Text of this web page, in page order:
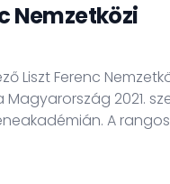
Nemzetközi
Liszt Ferenc
2021.
A